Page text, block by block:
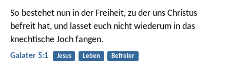
So bestehet nun in der Freiheit, zu der uns Christus
befreit hat, und lasset euch nicht wiederum in das
knechtische Joch fangen.
Galater 5:1 Jesus Leben Befreier